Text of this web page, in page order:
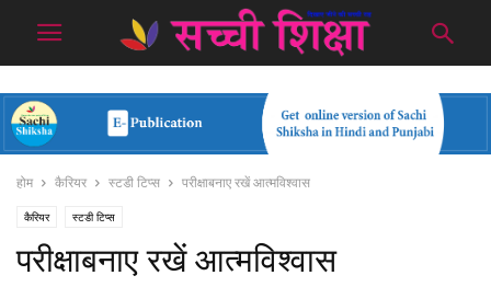
होम कैरियर स्टडी टिप्स परीक्षाबनाए रखें आत्मविश्वास
कैरियर स्टडी टिप्स
परीक्षाबनाए रखें आत्मविश्वास